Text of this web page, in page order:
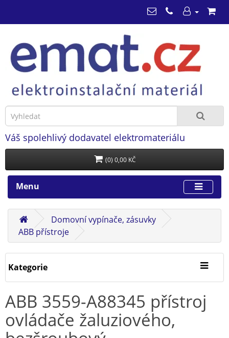
Váš spolehlivý dodavatel elektromateriálu
(0) 0,00 KČ
Menu
Domovní vypínače, zásuvky
ABB přístroje
Kategorie
ABB 3559-A88345 přístroj
ovládače žaluziového,